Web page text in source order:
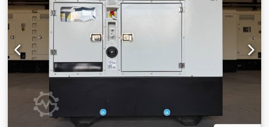
дополнительной информации. = Дополнительные опции и
аксессуары = - Аккумулятор - Панель управления -
Стальная крыша Dcodpfx Aox Irrnjmyok - Бак